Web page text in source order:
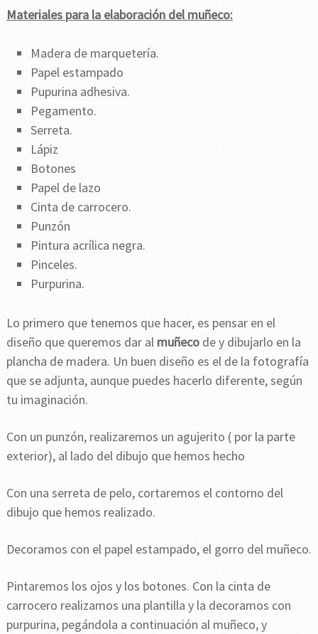
Materiales para la elaboración del muñeco:
Madera de marquetería.
Papel estampado
Pupurina adhesiva.
Pegamento.
Serreta.
Lápiz
Botones
Papel de lazo
Cinta de carrocero.
Punzón
Pintura acrílica negra.
Pinceles.
Purpurina.
Lo primero que tenemos que hacer, es pensar en el
diseño que queremos dar al muñecode y dibujarlo en la
plancha de madera. Un buen diseño es el de la fotografía
que se adjunta, aunque puedes hacerlo diferente, según
tu imaginación.
Con un punzón, realizaremos un agujerito ( por la parte
exterior), al lado del dibujo que hemos hecho
Con una serreta de pelo, cortaremos el contorno del
dibujo que hemos realizado.
Decoramos con el papel estampado, el gorro del muñeco.
Pintaremos los ojos y los botones. Con la cinta de
carrocero realizamos una plantilla y la decoramos con
purpurina, pegándola a continuación al muñeco, y